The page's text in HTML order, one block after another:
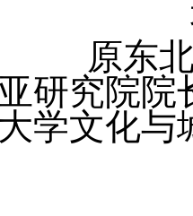
原东
研究院
学文化与